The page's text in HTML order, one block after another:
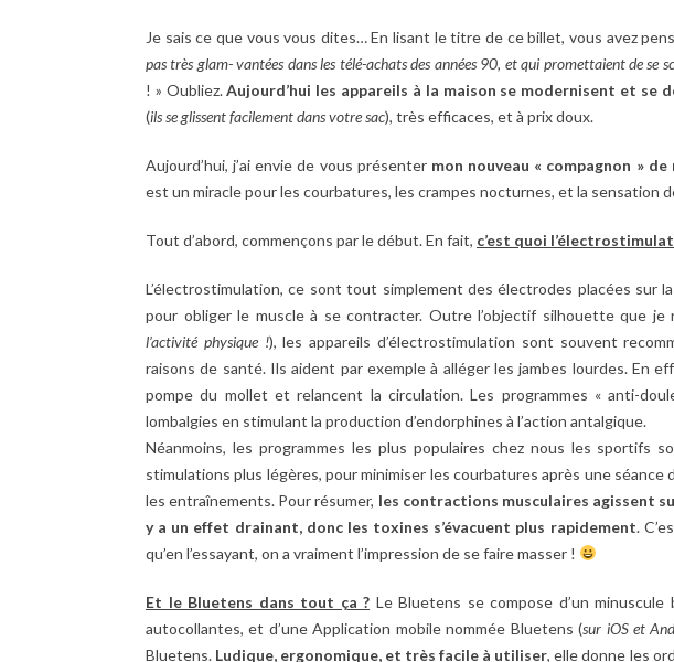
Je sais ce que vous vous dites… En lisant le titre de ce billet, vous avez
pas très glam- vantées dans les télé-achats des années 90, et qui promettaient de se
! » Oubliez.Aujourd’hui les appareils à la maison se modernisent et se
(ils se glissent facilement dans votre sac), très efficaces, et à prix doux.
Aujourd’hui, j’ai envie de vous présenter mon nouveau « compagnon »
est un miracle pour les courbatures, les crampes nocturnes, et la sensation
Tout d’abord, commençons par le début. En fait, c’est quoi
L’électrostimulation, ce sont tout simplement des électrodes placées sur
pour obliger le muscle à se contracter. Outre l’objectif silhouette que je
l’activité physique !), les appareils d’électrostimulation sont souvent
raisons de santé. Ils aident par exemple à alléger les jambes lourdes. En
pompe du mollet et relancent la circulation. Les programmes « anti-
lombalgies en stimulant la production d’endorphines à l’action antalgique.
Néanmoins, les programmes les plus populaires chez nous les sportifs
stimulations plus légères, pour minimiser les courbatures après une
les entraînements. Pour résumer, les contractions musculaires agissent
y a un effet drainant, donc les toxines s’évacuent plus rapidement.
qu’en l’essayant, on a vraiment l’impression de se faire masser !
Et le Bluetens dans tout ça ? Le Bluetens se compose d’un minuscule
autocollantes, et d’une Application mobile nommée Bluetens (sur iOS et
Bluetens. Ludique, ergonomique, et très facile à utiliser, elle donne les